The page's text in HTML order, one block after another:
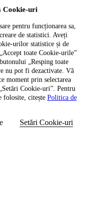
Cookie-uri
pentru funcționarea sa,
de statistici. Aveți
urilor statistice și de
toate Cookie-urile”
„Resping toate
nu pot fi dezactivate. Vă
moment prin selectarea
Cookie-uri”. Pentru
folosite, citește Politica de
Setări Cookie-uri